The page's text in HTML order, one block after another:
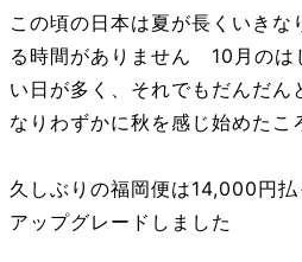
この頃の日本は夏が長くいきな
る時間がありません 10月のは
い日が多く、それでもだんだん
なりわずかに秋を感じ始めたこ
久しぶりの福岡便は14,000円
アップグレードしました